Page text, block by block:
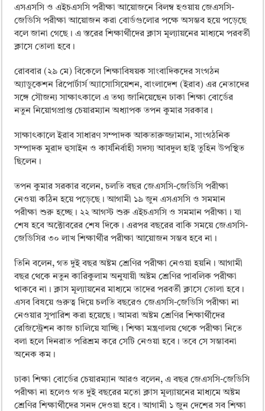
দিনাজপুর বোর্ড এইচএসসি রেজাল্ট ২০২৫ – HSC Result 2025 Dinajpur Board
সিলেট বোর্ড এইচএসসি রেজাল্ট ২০২৫ – HSC Result 2025 Sylhet Board
এসএসসি ও এইচএসসি পরীক্ষা আয়োজনে বিলম্ব হওয়ায় জেএসসি-
জেডিসি পরীক্ষা আয়োজন করা বোর্ডগুলোর পক্ষে অসম্ভব হয়ে পড়েছে
বলে জানা গেছে। এ স্তরের শিক্ষার্থীদের ক্লাস মূল্যায়নের মাধ্যমে পরবর্তী
ক্লাসে তোলা হবে।
রোববার (২৯ মে) বিকেলে শিক্ষাবিষয়ক সাংবাদিকদের সংগঠন
অ্যাডুকেশন রিপোর্টার্স অ্যাসোসিয়েশন, বাংলাদেশ (ইরাব) এর নেতাদের
সঙ্গে সৌজন্য সাক্ষাৎকালে এ তথ্য জানিয়েছেন ঢাকা শিক্ষা বোর্ডের
নতুন নিয়োগপ্রাপ্ত চেয়ারম্যান অধ্যাপক তপন কুমার সরকার।
সাক্ষাৎকালে ইরাব সাধারণ সম্পাদক আকতারুজ্জামান, সাংগঠনিক
সম্পাদক মুরাদ হুসাইন ও কার্যনির্বাহী সদস্য আবদুল হাই তুহিন উপস্থিত
ছিলেন।
তপন কুমার সরকার বলেন, চলতি বছর জেএসসি-জেডিসি পরীক্ষা
নেওয়া কঠিন হয়ে পড়েছে। আগামী ১৯ জুন এসএসসি ও সমমান
পরীক্ষা শুরু হচ্ছে। ২২ আগস্ট শুরু এইচএসসি ও সমমান পরীক্ষা। যা
শেষ হবে অক্টোবরের শেষ দিকে। এরপর বছরের বাকি সময়ে জেএসসি-
জেডিসির ৩০ লাখ শিক্ষার্থীর পরীক্ষা আয়োজন সম্ভব হবে না।
তিনি বলেন, গত দুই বছর অষ্টম শ্রেণির পরীক্ষা নেওয়া হয়নি। আগামী
বছর থেকে নতুন কারিকুলাম অনুযায়ী অষ্টম শ্রেণির পাবলিক পরীক্ষা
থাকবে না। ক্লাস মূল্যায়নের মাধ্যমে তাদের পরবর্তী ক্লাসে তোলা হবে।
এসব বিষয়ে গুরুত্ব দিয়ে চলতি বছরেও জেএসসি-জেডিসি পরীক্ষা না
নেওয়ার সুপারিশ করা হয়েছে। আমরা অষ্টম শ্রেণির শিক্ষার্থীদের
রেজিস্ট্রেশন কাজ চালিয়ে যাচ্ছি। শিক্ষা মন্ত্রণালয় থেকে পরীক্ষা নিতে
বলা হলে দিনরাত পরিশ্রম করে সেটি নেওয়া হবে। তবে সে সম্ভাবনা
অনেক কম।
ঢাকা শিক্ষা বোর্ডের চেয়ারম্যান আরও বলেন, এ বছর জেএসসি-জেডিসি
পরীক্ষা না হলেও গত দুই বছরের মতো ক্লাস মূল্যায়নের মাধ্যমে অষ্টম
শ্রেণির শিক্ষার্থীদের সনদ দেওয়া হবে। আগামী ১ জুন দেশের সব শিক্ষা